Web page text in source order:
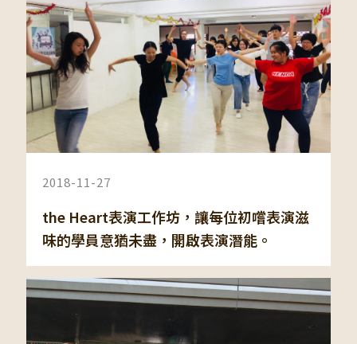
2018-11-27
the Heart表演工作坊，讓每位初嚐表演滋
味的學員意猶未盡，開啟表演潛能。